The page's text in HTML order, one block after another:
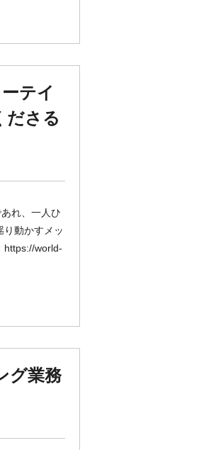
テイ
ださる
れ、一人ひ
り動かすメッ
https://world-
グ業務